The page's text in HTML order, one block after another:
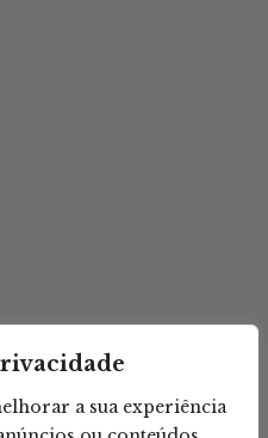
a sua experiência